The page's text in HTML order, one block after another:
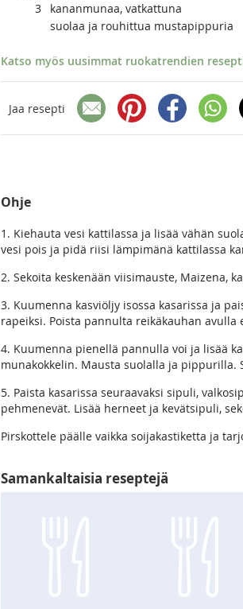
3
kananmunaa, vatkattuna
suolaa ja rouhittua mustapippuria
Katso myös uusimmat ruokatrendien
Jaa resepti
Ohje
1. Kiehauta vesi kattilassa ja lisää vähän
vesi pois ja pidä riisi lämpimänä kattilassa
2. Sekoita keskenään viisimauste, Maizena,
3. Kuumenna kasviöljy isossa kasarissa ja
rapeiksi. Poista pannulta reikäkauhan
4. Kuumenna pienellä pannulla voi ja lisää
munakokkelin. Mausta suolalla ja pippurilla.
5. Paista kasarissa seuraavaksi sipuli,
pehmenevät. Lisää herneet ja kevätsipuli,
Pirskottele päälle vaikka soijakastiketta ja
Samankaltaisia reseptejä